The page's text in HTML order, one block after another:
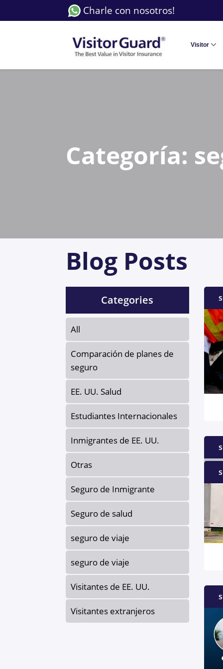
Charle con nosotros!
Visitor
Categoría:
Blog Posts
Categories
All
Comparación de planes de
seguro
EE. UU. Salud
Estudiantes Internacionales
Inmigrantes de EE. UU.
Otras
Seguro de Inmigrante
Seguro de salud
seguro de viaje
seguro de viaje
Visitantes de EE. UU.
Visitantes extranjeros